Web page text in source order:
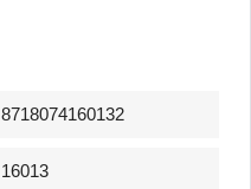
8718074160132
16013